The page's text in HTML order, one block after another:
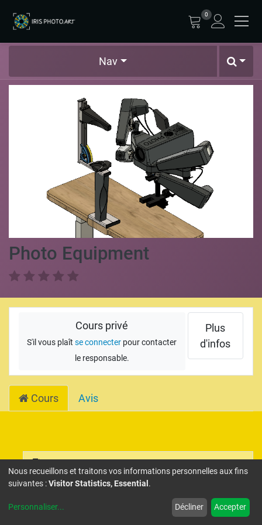
0
Nav
Photo Equipment
Cours privé
S'il vous plaîtse connecter pour contacter
le responsable.
Plus
d'infos
Cours Avis
Setup Equipment
Nous recueillons et traitons vos informations personnelles aux fins
suivantes :Visitor Statistics, Essential .
Personnaliser... Décliner Accepter